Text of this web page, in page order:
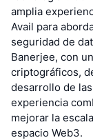
amplia
Avail para
seguridad de
Banerjee, con
criptográficos,
desarrollo de
experiencia
mejorar la
espacio Web3.